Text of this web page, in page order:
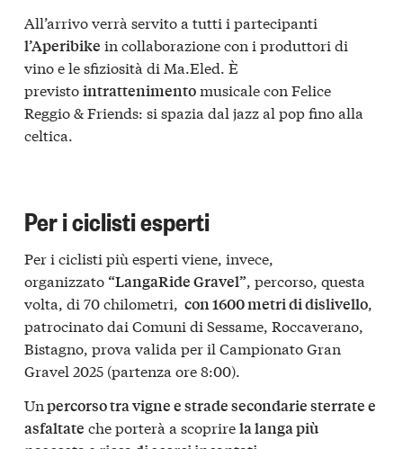
All’arrivo verrà servito a tutti i partecipanti
l’Aperibike in collaborazione con i produttori di
vino e le sfiziosità di Ma.Eled. È
previstointrattenimentomusicale con Felice
Reggio & Friends: si spazia dal jazz al pop fino alla
celtica.
Per i ciclisti esperti
Per i ciclisti più esperti viene, invece,
organizzato “LangaRide Gravel”, percorso, questa
volta, di 70 chilometri, con 1600 metri di dislivello,
patrocinato dai Comuni di Sessame, Roccaverano,
Bistagno, prova valida per il Campionato Gran
Gravel 2025 (partenza ore 8:00).
Unpercorso tra vigne e strade secondarie sterrate e
asfaltate che porterà a scoprirela langa più